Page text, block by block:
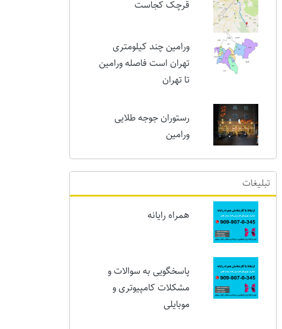
امروز
قرچک کجاست
ورامین چند کیلومتری
تا تهران
رستوران جوجه طلایی
ورامین
تبلیغات
پاسخگویی به سوالات و